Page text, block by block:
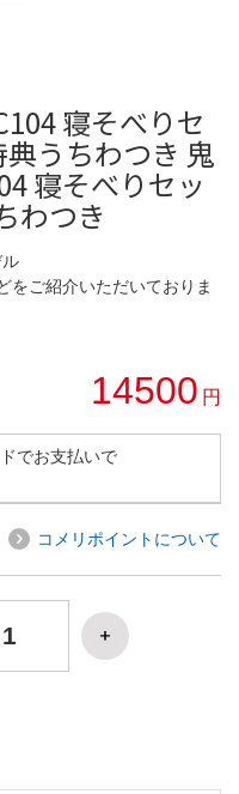
寝そべりセ
うちわつき 鬼
寝そべりセッ
わつき
をご紹介いただいておりま
14500 円
でお支払いで
コメリポイントについて